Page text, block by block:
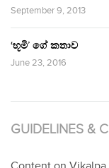
September 9, 2013
‘භූමි’ ගේ කතාව
June 23, 2016
GUIDELINES &